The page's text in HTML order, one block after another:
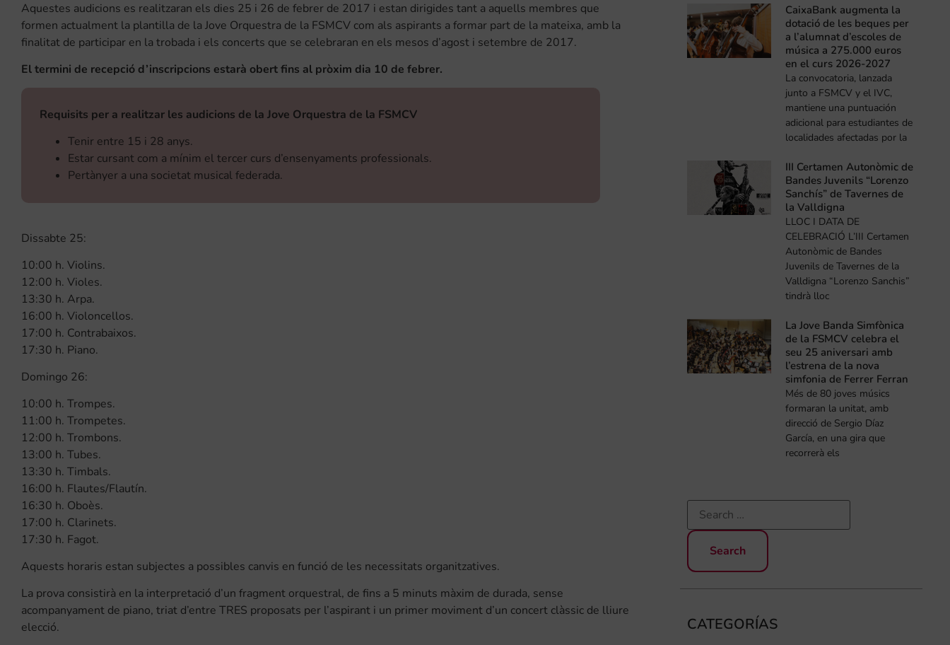
Aquestes audicions es realitzaran els dies 25 i 26 de febrer de 2017 i estan dirigides tant a aquells membres que
formen actualment la plantilla de la Jove Orquestra de la FSMCV com als aspirants a formar part de la mateixa, amb la
finalitat de participar en la trobada i els concerts que se celebraran en els mesos d’agost i setembre de 2017.
El termini de recepció d’inscripcions estarà obert fins al pròxim dia 10 de febrer.
Requisits per a realitzar les audicions de la Jove Orquestra de la FSMCV
Tenir entre 15 i 28 anys.
Estar cursant com a mínim el tercer curs d’ensenyaments professionals.
Pertànyer a una societat musical federada.
Dissabte 25:
10:00 h. Violins.
12:00 h. Violes.
13:30 h. Arpa.
16:00 h. Violoncellos.
17:00 h. Contrabaixos.
17:30 h. Piano.
Domingo 26:
10:00 h. Trompes.
11:00 h. Trompetes.
12:00 h. Trombons.
13:00 h. Tubes.
13:30 h. Timbals.
16:00 h. Flautes/Flautín.
16:30 h. Oboès.
17:00 h. Clarinets.
17:30 h. Fagot.
Aquests horaris estan subjectes a possibles canvis en funció de les necessitats organitzatives.
La prova consistirà en la interpretació d’un fragment orquestral, de fins a 5 minuts màxim de durada, sense
acompanyament de piano, triat d’entre TRES proposats per l’aspirant i un primer moviment d’un concert clàssic de lliure
elecció.
CaixaBank augmenta la
dotació de les beques per
a l’alumnat d’escoles de
música a 275.000 euros
en el curs 2026-2027
La convocatoria, lanzada
junto a FSMCV y el IVC,
mantiene una puntuación
adicional para estudiantes de
localidades afectadas por la
III Certamen Autonòmic de
Bandes Juvenils “Lorenzo
Sanchís” de Tavernes de
la Valldigna
LLOC I DATA DE
CELEBRACIÓ L’III Certamen
Autonòmic de Bandes
Juvenils de Tavernes de la
Valldigna “Lorenzo Sanchis”
tindrà lloc
La Jove Banda Simfònica
de la FSMCV celebra el
seu 25 aniversari amb
l’estrena de la nova
simfonia de Ferrer Ferran
Més de 80 joves músics
formaran la unitat, amb
direcció de Sergio Díaz
García, en una gira que
recorrerà els
CATEGORÍAS